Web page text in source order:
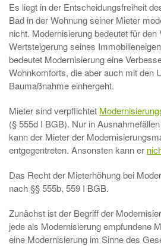
Es liegt in der Entscheidungsfreiheit
Bad in der Wohnung seiner Mieter
nicht. Modernisierung bedeutet für
Wertsteigerung seines
bedeutet Modernisierung eine
Wohnkomforts, die aber auch mit den
Baumaßnahme einhergeht.
Mieter sind verpflichtet
(§ 555d I BGB). Nur in
kann der Mieter der
entgegentreten. Ansonsten kann er
Das Recht der Mieterhöhung bei
nach §§ 555b, 559 I BGB.
Zunächst ist der Begriff der
jede als Modernisierung empfundene
eine Modernisierung im Sinne des